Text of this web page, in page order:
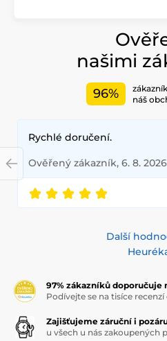
našimi
96%
náš
Rychlé doručení.
Ověřený zákazník, 6. 8. 2026
Další
97% zákazníků doporučuje
Podívejte se na tisíce
Zajišťujeme záruční i
u všech u nás zakoupených